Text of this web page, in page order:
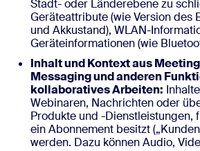
Stadt- oder Länderebene zu
Geräteattribute (wie Version des
und Akkustand), WLAN-
Geräteinformationen (wie
Inhalt und Kontext aus
Messaging und anderen
kollaboratives Arbeiten:
Webinaren, Nachrichten oder
Produkte und -Dienstleistungen,
ein Abonnement besitzt
werden. Dazu können Audio,